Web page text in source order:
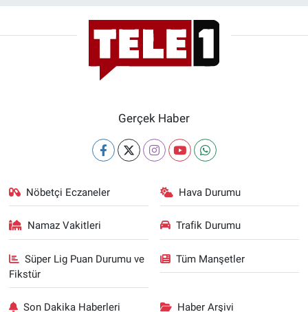
Gerçek Haber
Nöbetçi Eczaneler Hava Durumu
Namaz Vakitleri Trafik Durumu
Süper Lig Puan Durumu ve
Fikstür
Tüm Manşetler
Son Dakika Haberleri Haber Arşivi